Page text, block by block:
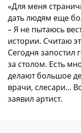
«Для меня
дать людям еще
– Я не пытаюсь
истории. Считаю
Сегодня
за столом. Есть
делают большое
врачи, слесари...
заявил артист.